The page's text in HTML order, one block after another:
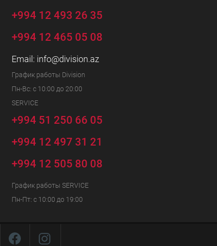
+994 12 493 26 35
+994 12 465 05 08
Email: info@division.az
График работы Division
Пн-Вс: с 10:00 до 20:00
SERVICE
+994 51 250 66 05
+994 12 497 31 21
+994 12 505 80 08
График работы SERVICE
Пн-Пт: с 10:00 до 19:00